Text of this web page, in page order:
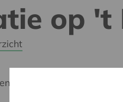
op 't
zorgzame buurten voor